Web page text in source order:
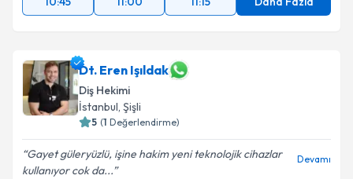
Dt. Eren Işıldak
Diş Hekimi
İstanbul, Şişli
5 (1 Değerlendirme)
Gayet güleryüzlü, işine hakim yeni teknolojik cihazlar
kullanıyor cok da...
Devamı